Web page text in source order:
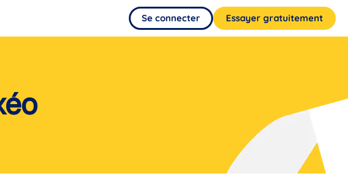
Se connecter Essayer gratuitement